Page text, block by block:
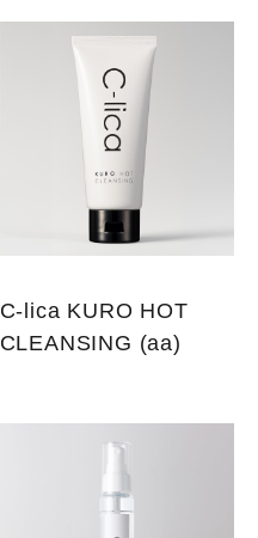
C-lica KURO HOT
CLEANSING (aa)